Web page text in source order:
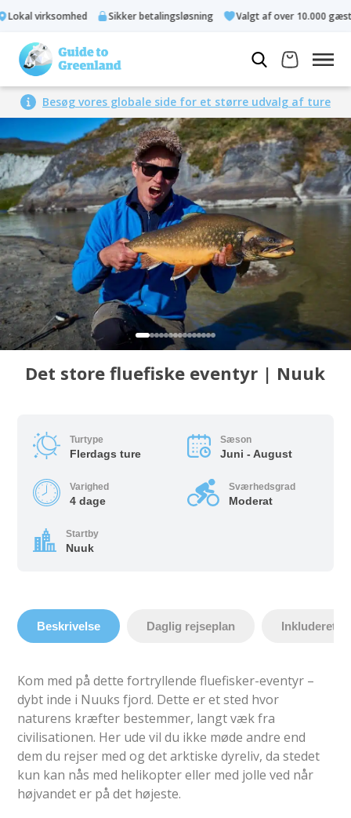
virksomhed Sikker betalingsløsning Valgt af over 10.000 gæster
Besøg vores globale side for et større udvalg af ture
Det store fluefiske eventyr | Nuuk
Turtype
Flerdags ture
Sæson
Juni - August
Varighed
4 dage
Sværhedsgrad
Moderat
Startby
Nuuk
Beskrivelse Daglig rejseplan Inkluderet
Kom med på dette fortryllende fluefisker-eventyr –
dybt inde i Nuuks fjord. Dette er et sted hvor
naturens kræfter bestemmer, langt væk fra
civilisationen. Her ude vil du ikke møde andre end
dem du rejser med og det arktiske dyreliv, da stedet
kun kan nås med helikopter eller med jolle ved når
højvandet er på det højeste.